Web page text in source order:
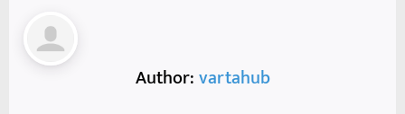
Author:vartahub